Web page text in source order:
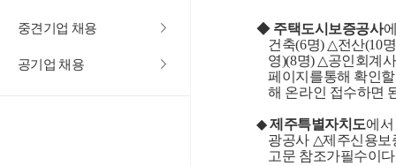
중견기업 채용
공기업 채용
◆주택도시보증공사
건축(6명) △전산(10명
영)(8명) △공인회계사
페이지를통해 확인
해 온라인 접수하면
◆제주특별자치도에서
광공사△제주신용보
고문 참조가필수이다